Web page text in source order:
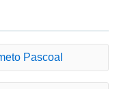
Pascoal